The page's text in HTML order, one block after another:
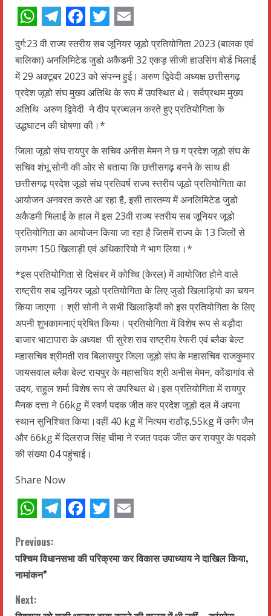
WhatsApp
Telegram
Facebook
Twitter
Email
दुर्ग:23 वी राज्य स्तरीय सब जूनियर जूडो प्रतियोगिता 2023 (बालक एवं
बालिका) अनलिमिटेड जुडो अकैडमी 32 एकड़ सीजी हाउसिंग बोर्ड भिलाई
में 29 अक्टूबर 2023 को संपन्न हुई। अरुण द्विवेदी अध्यक्ष छत्तीसगढ़
प्रदेश जूडो संघ मुख्य अतिथि के रूप में उपस्थित थे। सर्वप्रथम मुख्य
अतिथि अरुण द्विवेदी ने दीप प्रज्वलन करते हुए प्रतियोगिता के
उद्धघाटन की घोषणा की।*
जिला जूडो संघ रायपुर के सचिव अनीस मेमन ने छ ग प्रदेश जूडो संघ के
सचिव शंभू सोनी की ओर से बताया कि छत्तीसगढ़ बनने के साथ ही
छत्तीसगढ़ प्रदेश जूडो संघ प्रतिवर्ष राज्य स्तरीय जूडो प्रतियोगिता का
आयोजन अनवरत करते आ रहा है, इसी तारतम्य में अनलिमिटेड जुडो
अकैडमी भिलाई के हाल में इस 23वी राज्य स्तरीय सब जूनियर जूडो
प्रतियोगिता का आयोजन किया जा रहा है जिसमें राज्य के 13 जिलों से
लगभग 150 खिलाड़ी एवं अधिकारियो ने भाग लिया।*
*इस प्रतियोगिता से दिसंबर में कोच्चि (केरल) में आयोजित होने वाले
राष्ट्रीय सब जूनियर जूडो प्रतियोगिता के लिए जुडो खिलाड़ियो का चयन
किया जाएगा । श्री सोनी ने सभी खिलाड़ियों को इस प्रतियोगिता के लिए
अपनी शुभकामनाएं प्रेषित किया। प्रतियोगिता में विशेष रूप से बड़ौदा
बाजार भाटापारा के अध्यक्ष पी सुरेश राव राष्ट्रीय रेफरी एवं ब्लैक बेल्ट
महासचिव श्रीमती राव बिलासपुर जिला जूडो संघ के महासचिव राजकुमार
जायसवाल ब्लैक बेल्ट रायपुर के महासचिव श्री अनीस मेमन, कोंडागांव से
उदय, राहुल शर्मा विशेष रूप से उपस्थित थे।इस प्रतियोगिता में रायपुर
मैनक दत्ता ने 66kg में स्वर्ण पदक जीत कर प्रदेश जूडो दल में अपना
स्थान सुनिश्चित किया।वहीं 40 kg में नित्यम राठौड़,55kg में उमँग जैन
और 66kg में दिलराज सिंह चीमा ने रजत पदक जीत कर रायपुर के पदको
की संख्या 04 पहुंचाई।
Share Now
C
o
n
Previous:
पश्चिम विधानसभा की परिक्रमा कर विकास उपाध्याय ने दाखिल किया,
नामांकन*
Next: